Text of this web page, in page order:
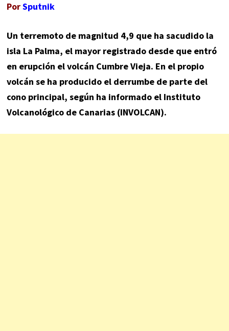
PorSputnik
Un terremoto de magnitud 4,9 que ha sacudido la
isla La Palma, el mayor registrado desde que entró
en erupción el volcán Cumbre Vieja. En el propio
volcán se ha producido el derrumbe de parte del
cono principal, según ha informado el Instituto
Volcanológico de Canarias (INVOLCAN).